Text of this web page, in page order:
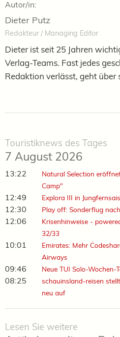
Autor/in:
Dieter Putz
Redakteur / Managing Editor
Dieter ist seit 25 Jahren
Verlag-Teams. Fast jedes
Redaktion verlässt, geht über
Touristiknews des Tages
7 August 2026
13:22
Natural Selection
Camp"
12:49 Explora III in
12:30 Play off: Sonderflug
12:06
Krisenhinweise -
32/33
10:01
Emirates: Mehr
Airways
09:46 Neue TUI Solo-Wochen-
08:25
schauinsland-reisen
neu auf
Lesen Sie weitere